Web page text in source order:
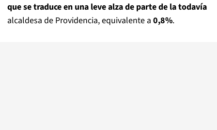
que se traduce en una leve alza de parte de la todavía
alcaldesa de Providencia, equivalente a 0,8%.